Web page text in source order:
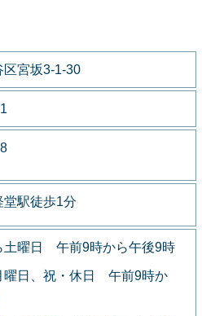
宮坂3-1-30
堂駅徒歩1分
土曜日 午前9時から午後9時
曜日、祝・休日 午前9時か